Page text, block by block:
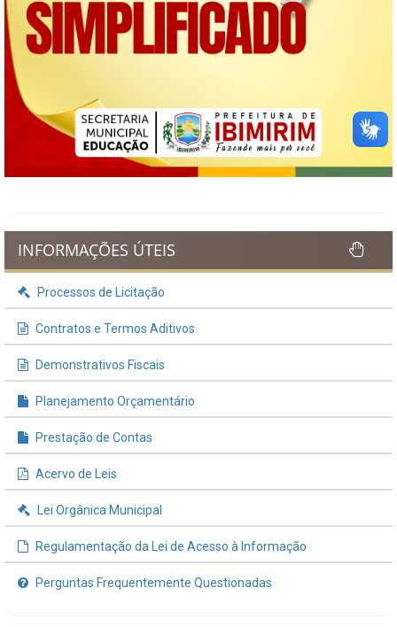
INFORMAÇÕES ÚTEIS
Processos de Licitação
Contratos e Termos Aditivos
Demonstrativos Fiscais
Planejamento Orçamentário
Prestação de Contas
Acervo de Leis
Lei Orgânica Municipal
Regulamentação da Lei de Acesso à Informação
Perguntas Frequentemente Questionadas